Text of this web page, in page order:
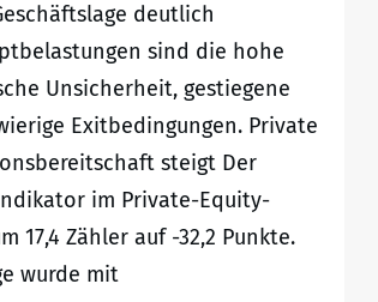
deutlich
sind die hohe
Unsicherheit, gestiegene
Exitbedingungen. Private
steigt Der
im Private-Equity-
17,4 Zähler auf -32,2 Punkte.
wurde mit